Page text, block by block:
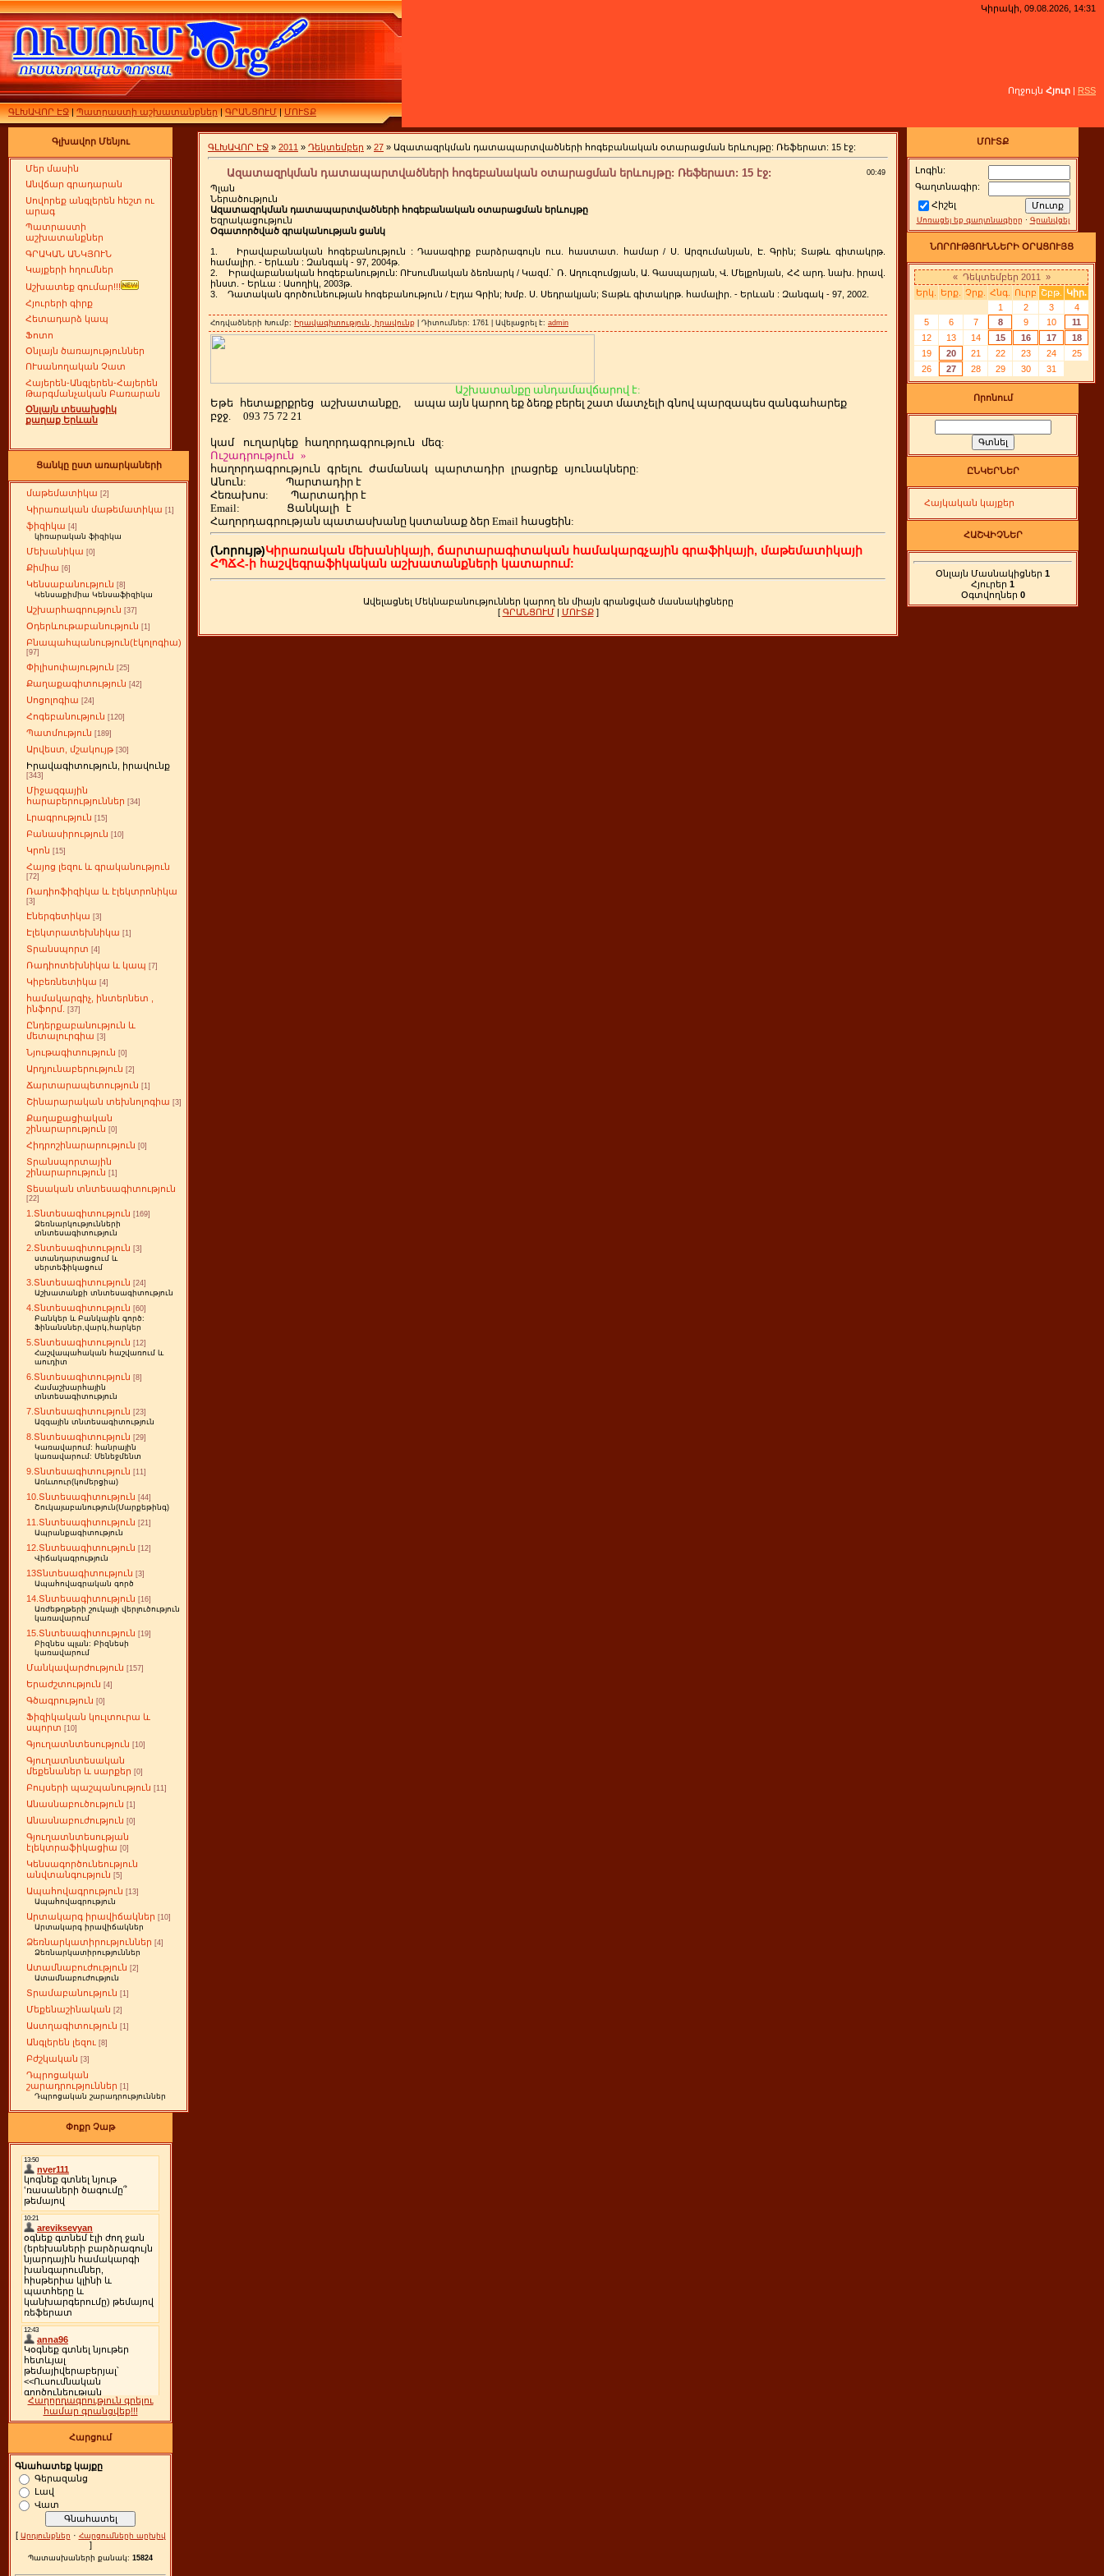
ԳԼԽԱՎՈՐ ԷՋ|Պատրաստի աշխատանքներ|ԳՐԱՆՑՈՒՄ|ՄՈՒՏՔ
Կիրակի, 09.08.2026, 14:31
Ողջույն Հյուր | RSS
Գլխավոր Մենյու
Մեր մասին
Անվճար գրադարան
Սովորեք անգլերեն հեշտ ու
արագ
Պատրաստի
աշխատանքներ
ԳՐԱԿԱՆ ԱՆԿՅՈՒՆ
Կայքերի հղումներ
Աշխատեք գումար!!!
Հյուրերի գիրք
Հետադարձ կապ
Ֆոտո
Օնլայն ծառայություններ
ՈՒսանողական Չատ
Հայերեն-Անգլերեն-Հայերեն
Թարգմանչական Բառարան
Օնլայն տեսախցիկ
քաղաք Երևան
Ցանկը ըստ առարկաների
մաթեմատիկա [2]
Կիրառական մաթեմատիկա [1]
ֆիզիկա [4]
կիռարական ֆիզիկա
Մեխանիկա [0]
Քիմիա [6]
Կենսաբանություն [8]
Կենսաքիմիա Կենսաֆիզիկա
Աշխարհագրություն [37]
Օդերևութաբանություն [1]
Բնապահպանություն(էկոլոգիա)
[97]
Փիլիսոփայություն [25]
Քաղաքագիտություն [42]
Սոցոլոգիա [24]
Հոգեբանություն [120]
Պատմություն [189]
Արվեստ, մշակույթ [30]
Իրավագիտություն, իրավունք
[343]
Միջազգային
հարաբերություններ [34]
Լրագրություն [15]
Բանասիրություն [10]
Կրոն [15]
Հայոց լեզու և գրականություն
[72]
Ռադիոֆիզիկա և էլեկտրոնիկա
[3]
Էներգետիկա [3]
Էլեկտրատեխնիկա [1]
Տրանսպորտ [4]
Ռադիոտեխնիկա և կապ [7]
Կիբեռնետիկա [4]
համակարգիչ, ինտերնետ ,
ինֆորմ.
[37]
Ընդերքաբանություն և
մետալուրգիա [3]
Նյութագիտություն [0]
Արդյունաբերություն [2]
Ճարտարապետություն [1]
Շինարարական տեխնոլոգիա [3]
Քաղաքացիական
շինարարություն [0]
Հիդրոշինարարություն [0]
Տրանսպորտային
շինարարություն [1]
Տեսական տնտեսագիտություն
[22]
1.Տնտեսագիտություն [169]
Ձեռնարկությունների
տնտեսագիտություն
2.Տնտեսագիտություն [3]
ստանդարտացում և
սերտեֆիկացում
3.Տնտեսագիտություն [24]
Աշխատանքի տնտեսագիտություն
4.Տնտեսագիտություն [60]
Բանկեր և Բանկային գործ:
Ֆինանսներ,վարկ,հարկեր
5.Տնտեսագիտություն [12]
Հաշվապահական հաշվառում և
աուդիտ
6.Տնտեսագիտություն [8]
Համաշխարհային
տնտեսագիտություն
7.Տնտեսագիտություն [23]
Ազգային տնտեսագիտություն
8.Տնտեսագիտություն [29]
Կառավարում: հանրային
կառավարում: Մենեջմենտ
9.Տնտեսագիտություն [11]
Առևտուր(կոմերցիա)
10.Տնտեսագիտություն [44]
Շուկայաբանություն(Մարքեթինգ)
11.Տնտեսագիտություն [21]
Ապրանքագիտություն
12.Տնտեսագիտություն [12]
Վիճակագրություն
13Տնտեսագիտություն [3]
Ապահովագրական գործ
14.Տնտեսագիտություն [16]
Առժեթղթերի շուկայի վերլուծություն
կառավարում
15.Տնտեսագիտություն [19]
Բիզնես պլան: Բիզնեսի
կառավարում
Մանկավարժություն [157]
Երաժշտություն [4]
Գծագրություն [0]
Ֆիզիկական կուլտուրա և
սպորտ [10]
Գյուղատնտեսություն [10]
Գյուղատնտեսական
մեքենաներ և սարքեր [0]
Բույսերի պաշպանություն [11]
Անասնաբուծություն [1]
Անասնաբուժություն [0]
Գյուղատնտեսության
էլեկտրաֆիկացիա [0]
Կենսագործունեություն
անվտանգություն [5]
Ապահովագրություն [13]
Ապահովագրություն
Արտակարգ իրավիճակներ [10]
Արտակարգ իրավիճակներ
Ձեռնարկատիրություններ [4]
Ձեռնարկատիրություններ
Ատամնաբուժություն [2]
Ատամնաբուժություն
Տրամաբանություն [1]
Մեքենաշինական [2]
Աստղագիտություն [1]
Անգլերեն լեզու [8]
Բժշկական [3]
Դպրոցական
շարադրություններ [1]
Դպրոցական շարադրություններ
Փոքր Չաթ
Հաղորդագրություն գրելու
համար գրանցվեք!!!
Հարցում
Գնահատեք կայքը
Գերազանց
Լավ
Վատ
[ Արդյունքներ · Հարցումների արխիվ
]
Պատասխաների քանակ: 15824
ԳԼԽԱՎՈՐ ԷՋ » 2011 » Դեկտեմբեր » 27 » Ազատազրկման դատապարտվածների հոգեբանական օտարացման երևույթը: Ռեֆերատ: 15 էջ:
Ազատազրկման դատապարտվածների հոգեբանական օտարացման երևույթը: Ռեֆերատ: 15 էջ: 00:49
Պլան
Ներածություն
Ազատազրկման դատապարտվածների հոգեբանական օտարացման երևույթը
Եզրակացություն
Օգատործված գրականության ցանկ
1. Իրավաբանական հոգեբանություն : Դասագիրք բարձրագույն ուս. հաստատ. համար / Ս. Արզումանյան, Է. Գրին; Տաթև գիտակրթ.
համալիր. - Երևան : Զանգակ - 97, 2004թ.
2. Իրավաբանական հոգեբանություն: ՈՒսումնական ձեռնարկ / Կազմ.՝ Ռ. Աղուզումցյան, Ա. Գասպարյան, Վ. Մելքոնյան, ՀՀ արդ. նախ. իրավ.
ինստ. - Երևա : Ասողիկ, 2003թ.
3. Դատական գործունեության հոգեբանություն / Էլդա Գրին; Խմբ. Ս. Սեդրակյան; Տաթև գիտակրթ. համալիր. - Երևան : Զանգակ - 97, 2002.
Հոդվածների Խումբ: Իրավագիտություն, իրավունք | Դիտումներ: 1761 | Ավելացրել է: admin
Աշխատանքը անդամավճարով է:
Եթե հետաքրքրեց աշխատանքը,
ապա այն կարող եք ձեռք բերել շատ մատչելի գնով պարզապես զանգահարեք
բջջ.
093 75 72 21
կամ ուղարկեք հաղորդագրություն
մեզ:
Ուշադրություն »
հաղորդագրություն գրելու ժամանակ պարտադիր լրացրեք սյունակները:
Անուն:
Պարտադիր է
Հեռախոս: Պարտադիր է
Email: Ցանկալի է
Հաղորդագրության պատասխանը կստանաք ձեր Email հասցեին:
(Նորույթ)Կիրառական մեխանիկայի, ճարտարագիտական համակարգչային գրաֆիկայի, մաթեմատիկայի
ՀՊՃՀ-ի հաշվեգրաֆիկական աշխատանքների կատարում:
Ավելացնել Մեկնաբանություններ կարող են միայն գրանցված մասնակիցները
[ ԳՐԱՆՑՈՒՄ| ՄՈՒՏՔ]
ՄՈՒՏՔ
Լոգին:
Գաղտնագիր:
Հիշել
Մոռացել եք գաղտնագիրը · Գրանվցել
ՆՈՐՈՒԹՅՈՒՆՆԵՐԻ ՕՐԱՑՈՒՅՑ
« Դեկտեմբեր 2011
»
Երկ.
Երք. Չրք. Հնգ. Ուրբ Շբթ.
Կիր.
1
2 3
4
5
6 7 8 9 10
11
12
13 14 15 16 17
18
19
20 21 22 23 24
25
26
27 28 29 30 31
Որոնում
ԸՆԿԵՐՆԵՐ
Հայկական կայքեր
ՀԱՇՎԻՉՆԵՐ
Օնլայն Մասնակիցներ 1
Հյուրեր 1
Օգտվողներ 0